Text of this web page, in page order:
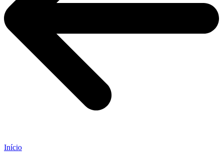
Início